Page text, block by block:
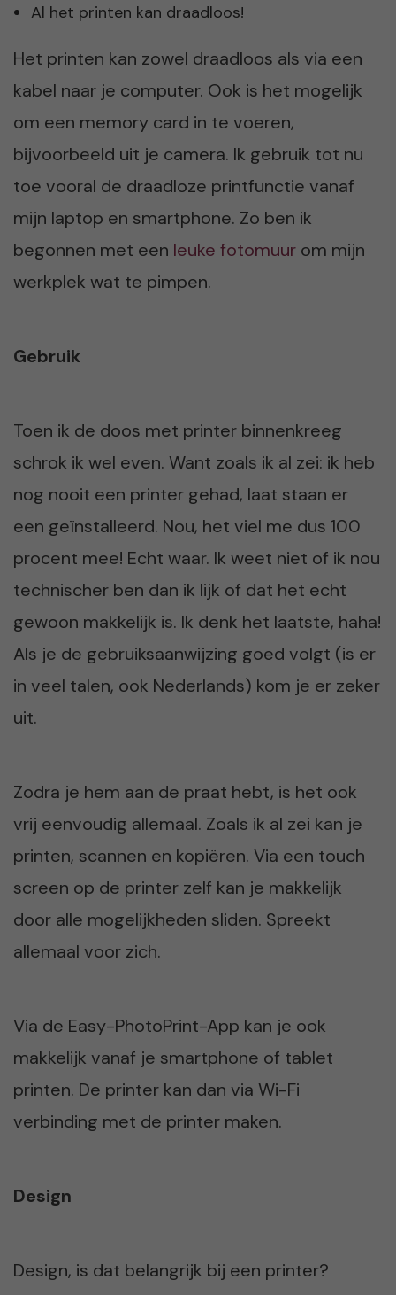
Al het printen kan draadloos!
Het printen kan zowel draadloos als via een
kabel naar je computer. Ook is het mogelijk
om een memory card in te voeren,
bijvoorbeeld uit je camera. Ik gebruik tot nu
toe vooral de draadloze printfunctie vanaf
mijn laptop en smartphone. Zo ben ik
begonnen met een leuke fotomuur om mijn
werkplek wat te pimpen.
Gebruik
Toen ik de doos met printer binnenkreeg
schrok ik wel even. Want zoals ik al zei: ik heb
nog nooit een printer gehad, laat staan er
een geïnstalleerd. Nou, het viel me dus 100
procent mee! Echt waar. Ik weet niet of ik nou
technischer ben dan ik lijk of dat het echt
gewoon makkelijk is. Ik denk het laatste, haha!
Als je de gebruiksaanwijzing goed volgt (is er
in veel talen, ook Nederlands) kom je er zeker
uit.
Zodra je hem aan de praat hebt, is het ook
vrij eenvoudig allemaal. Zoals ik al zei kan je
printen, scannen en kopiëren. Via een touch
screen op de printer zelf kan je makkelijk
door alle mogelijkheden sliden. Spreekt
allemaal voor zich.
Via de Easy-PhotoPrint-App kan je ook
makkelijk vanaf je smartphone of tablet
printen. De printer kan dan via Wi-Fi
verbinding met de printer maken.
Design
Design, is dat belangrijk bij een printer?